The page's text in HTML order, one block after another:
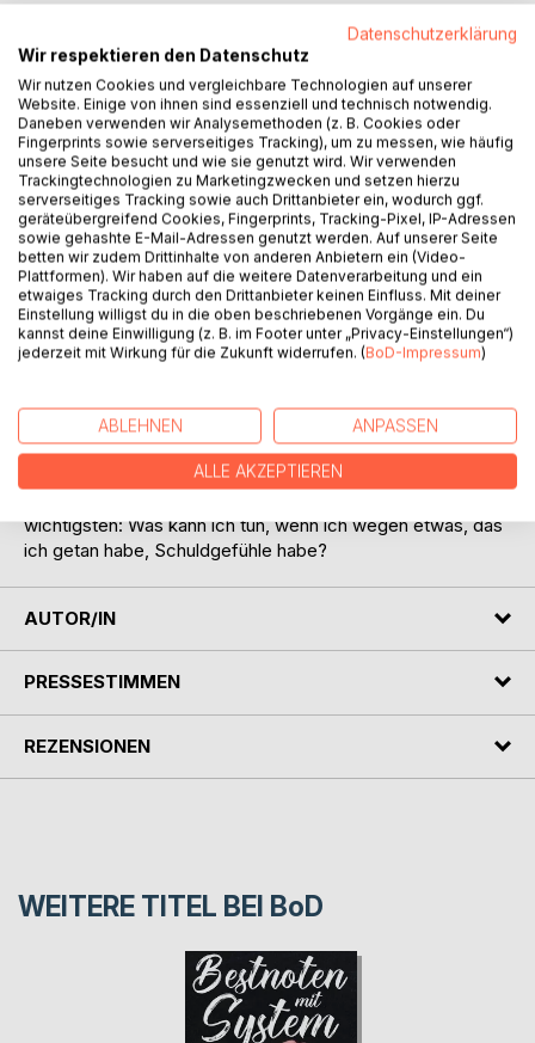
Schuldgefühle sind eine zutiefst menschliche Emotion, die
jeder schon (mindestens) einmal in seinem Leben
kennengelernt hat. Sie fungieren für uns als ein Warnsignal,
dass wir im Begriff sind, ein Unrecht zu begehen, dass wir
gegen unseren moralischen Kodex verstoßen und ein
Ungleichgewicht erzeugen zwischen uns und einer oder
mehreren anderen Personen. Im Nachhinein helfen Sie uns,
die verletzte Balance wiederherzustellen,
Wiedergutmachung zu leisten und aus unseren Fehlern zu
lernen.
Warum aber neigen manche Menschen zu
wortwörtlich über Leichen gehen können, ohne mit der
Wimper zu zucken? Wie erklären Medizin und Psychologie
diese Unterschiede? Wo liegt die Grenze zwischen
wichtigsten: Was kann ich tun, wenn ich wegen etwas, das
ich getan habe, Schuldgefühle habe?
AUTOR/IN
PRESSESTIMMEN
REZENSIONEN
WEITERE TITEL BEI BoD
Datenschutzerklärung
Wir respektieren den Datenschutz
Wir nutzen Cookies und vergleichbare Technologien auf unserer
Website. Einige von ihnen sind essenziell und technisch notwendig.
Daneben verwenden wir Analysemethoden (z. B. Cookies oder
Fingerprints sowie serverseitiges Tracking), um zu messen, wie häufig
unsere Seite besucht und wie sie genutzt wird. Wir verwenden
Trackingtechnologien zu Marketingzwecken und setzen hierzu
serverseitiges Tracking sowie auch Drittanbieter ein, wodurch ggf.
geräteübergreifend Cookies, Fingerprints, Tracking-Pixel, IP-Adressen
sowie gehashte E-Mail-Adressen genutzt werden. Auf unserer Seite
betten wir zudem Drittinhalte von anderen Anbietern ein (Video-
Plattformen). Wir haben auf die weitere Datenverarbeitung und ein
etwaiges Tracking durch den Drittanbieter keinen Einfluss. Mit deiner
Einstellung willigst du in die oben beschriebenen Vorgänge ein. Du
kannst deine Einwilligung (z. B. im Footer unter „Privacy-Einstellungen“)
jederzeit mit Wirkung für die Zukunft widerrufen. (BoD-Impressum)
ABLEHNEN ANPASSEN
ALLE AKZEPTIEREN